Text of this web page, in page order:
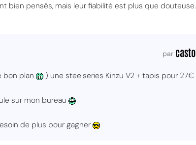
bien pensés, mais leur fiabilité est plus que douteuse.
par
bon plan ) une steelseries Kinzu V2 + tapis pour
sur mon bureau
de plus pour gagner